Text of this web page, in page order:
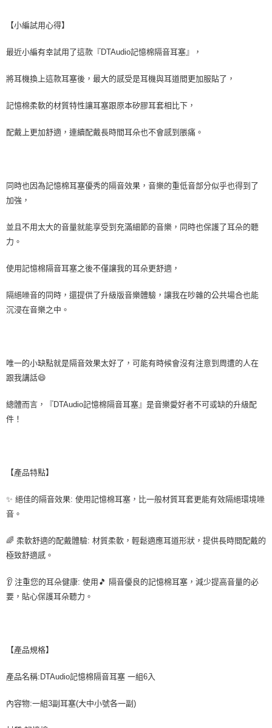
每筆NT$60，滿NT$800(含以上)免運費
外島宅配
【小編試用心得】
最近小編有幸試用了這款『DTAudio記憶棉隔音耳塞』，
將耳機換上這款耳塞後，最大的感受是耳機與耳道間更加服貼了，
記憶棉柔軟的材質特性讓耳塞跟原本矽膠耳套相比下，
配戴上更加舒適，連續配戴長時間耳朵也不會感到脹痛。
同時也因為記憶棉耳塞優秀的隔音效果，音樂的重低音部分似乎也得到了
加強，
並且不用太大的音量就能享受到充滿細節的音樂，同時也保護了耳朵的聽
力。
使用記憶棉隔音耳塞之後不僅讓我的耳朵更舒適，
隔絕噪音的同時，還提供了升級版音樂體驗，讓我在吵雜的公共場合也能
沉浸在音樂之中。
唯一的小缺點就是隔音效果太好了，可能有時候會沒有注意到周遭的人在
跟我講話😄
總體而言，『DTAudio記憶棉隔音耳塞』是音樂愛好者不可或缺的升級配
件！
【產品特點】
✨ 絕佳的隔音效果: 使用記憶棉耳塞，比一般材質耳套更能有效隔絕環境噪
音。
🌈 柔軟舒適的配戴體驗: 材質柔軟，輕鬆適應耳道形狀，提供長時間配戴的
極致舒適感。
👂 注重您的耳朵健康: 使用🎵 隔音優良的記憶棉耳塞，減少提高音量的必
要，貼心保護耳朵聽力。
【產品規格】
產品名稱:DTAudio記憶棉隔音耳塞 一組6入
內容物:一組3副耳塞(大中小號各一副)